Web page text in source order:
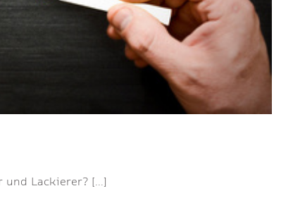
Lackierer? [...]